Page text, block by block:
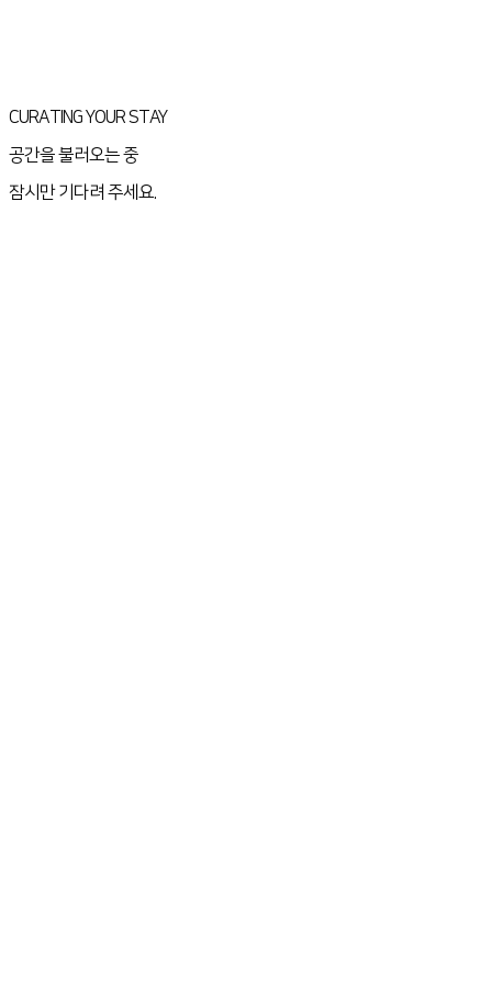
CURATING YOUR STAY
공간을 불러오는 중
잠시만 기다려 주세요.